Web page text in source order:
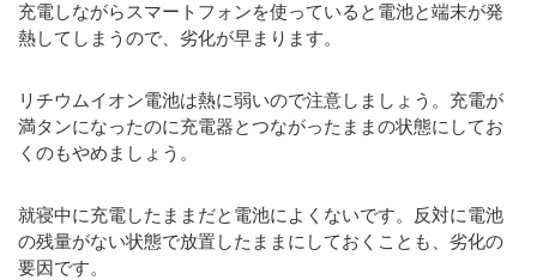
充電しながらスマートフォンを使っていると電池と端末が発
熱してしまうので、劣化が早まります。
リチウムイオン電池は熱に弱いので注意しましょう。充電が
満タンになったのに充電器とつながったままの状態にしてお
くのもやめましょう。
就寝中に充電したままだと電池によくないです。反対に電池
の残量がない状態で放置したままにしておくことも、劣化の
要因です。